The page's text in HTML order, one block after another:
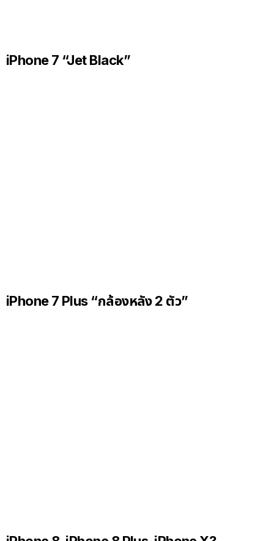
iPhone 7 “Jet Black”
iPhone 7 Plus “กล้องหลัง 2 ตัว”